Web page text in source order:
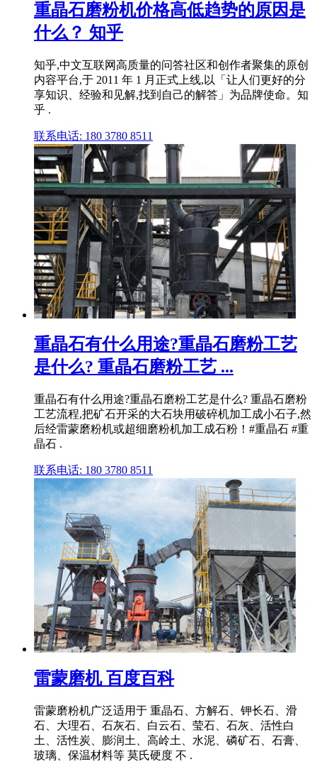
重晶石磨粉机价格高低趋势的原因是
什么？ 知乎
知乎,中文互联网高质量的问答社区和创作者聚集的原创
内容平台,于 2011 年 1 月正式上线,以「让人们更好的分
享知识、经验和见解,找到自己的解答」为品牌使命。知
乎 .
联系电话: 180 3780 8511
重晶石有什么用途?重晶石磨粉工艺
是什么? 重晶石磨粉工艺 ...
重晶石有什么用途?重晶石磨粉工艺是什么? 重晶石磨粉
工艺流程,把矿石开采的大石块用破碎机加工成小石子,然
后经雷蒙磨粉机或超细磨粉机加工成石粉！#重晶石 #重
晶石 .
联系电话: 180 3780 8511
雷蒙磨机 百度百科
雷蒙磨粉机广泛适用于 重晶石、方解石、钾长石、滑
石、大理石、石灰石、白云石、莹石、石灰、活性白
土、活性炭、膨润土、高岭土、水泥、磷矿石、石膏、
玻璃、保温材料等 莫氏硬度 不 .